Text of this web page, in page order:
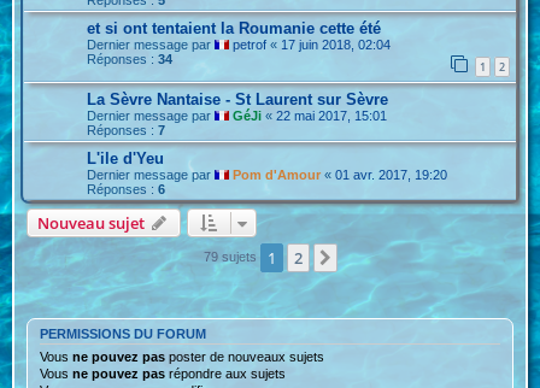
et si ont tentaient la Roumanie cette été
Dernier message par petrof «17 juin 2018, 02:04
Réponses :34 1 2
La Sèvre Nantaise - St Laurent sur Sèvre
Dernier message par GéJi «22 mai 2017, 15:01
Réponses :7
L'ile d'Yeu
Dernier message par Pom d'Amour «01 avr. 2017, 19:20
Réponses :6
Nouveau sujet
79 sujets 1 2 Suivante
PERMISSIONS DU FORUM
Vousne pouvez pas poster de nouveaux sujets
Vousne pouvez pas répondre aux sujets